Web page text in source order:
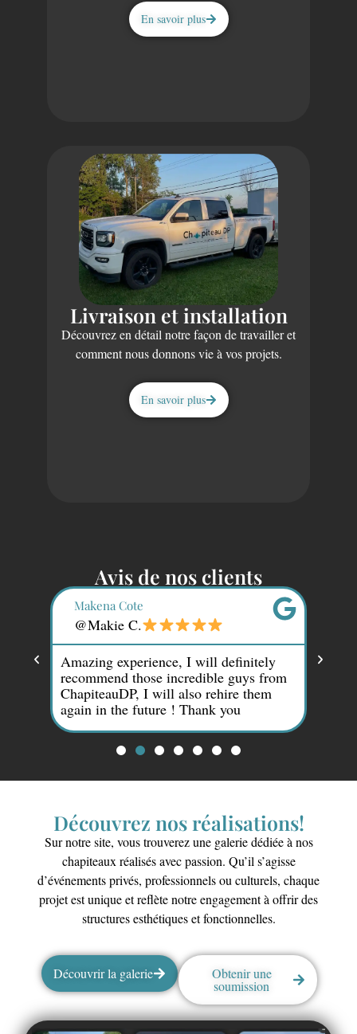
En savoir plus
Livraison et installation
Découvrez en détail notre façon de travailler et
comment nous donnons vie à vos projets.
En savoir plus
Avis de nos clients
Makena Cote
@Makie C.
Amazing experience, I will definitely
recommend those incredible guys from
ChapiteauDP, I will also rehire them
again in the future ! Thank you
Découvrez nos réalisations!
Sur notre site, vous trouverez une galerie dédiée à nos
chapiteaux réalisés avec passion. Qu’il s’agisse
d’événements privés, professionnels ou culturels, chaque
projet est unique et reflète notre engagement à offrir des
structures esthétiques et fonctionnelles.
Découvrir la galerie Obtenir une
soumission